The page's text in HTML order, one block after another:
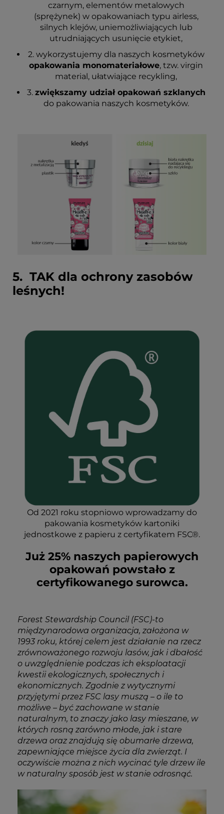
czarnym, elementów metalowych
(sprężynek) w opakowaniach typu airless,
silnych klejów, uniemożliwiających lub
utrudniających usunięcie etykiet,
2. wykorzystujemy dla naszych kosmetyków
opakowania monomateriałowe, tzw. virgin
material, ułatwiające recykling,
3. zwiększamy udział opakowań szklanych
do pakowania naszych kosmetyków.
5. TAK dla ochrony zasobów
leśnych!
Od 2021 roku stopniowo wprowadzamy do
pakowania kosmetyków kartoniki
jednostkowe z papieru z certyfikatem FSC®.
Już 25% naszych papierowych
opakowań powstało z
certyfikowanego surowca.
Forest Stewardship Council (FSC)-to
międzynarodowa organizacja, założona w
1993 roku, której celem jest działanie na rzecz
zrównoważonego rozwoju lasów, jak i dbałość
o uwzględnienie podczas ich eksploatacji
kwestii ekologicznych, społecznych i
ekonomicznych. Zgodnie z wytycznymi
przyjętymi przez FSC lasy muszą – o ile to
możliwe – być zachowane w stanie
naturalnym, to znaczy jako lasy mieszane, w
których rosną zarówno młode, jak i stare
drzewa oraz znajdują się obumarłe drzewa,
zapewniające miejsce życia dla zwierząt. I
oczywiście można z nich wycinać tyle drzew ile
w naturalny sposób jest w stanie odrosnąć.